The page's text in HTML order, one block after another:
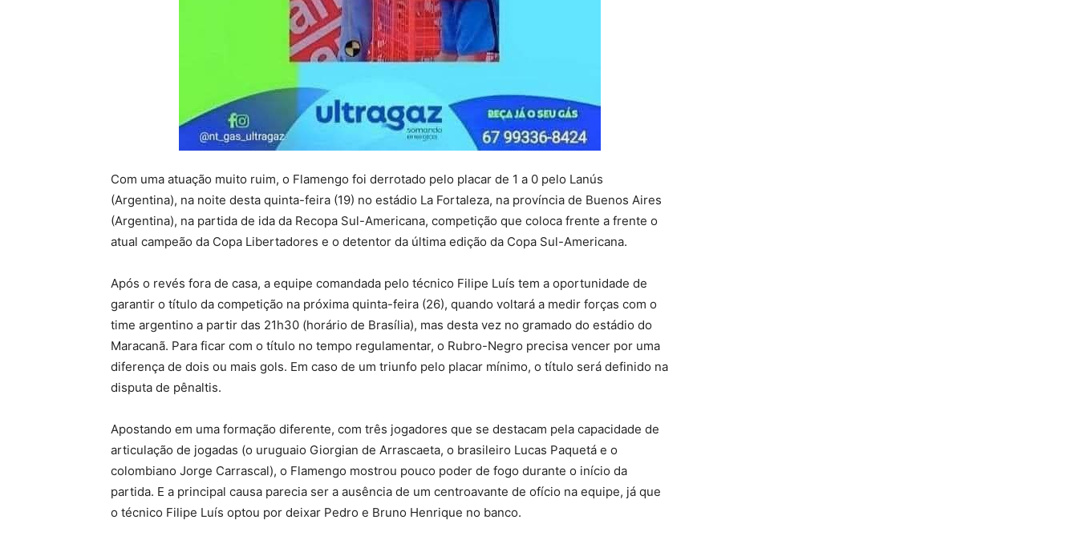
Com uma atuação muito ruim, o Flamengo foi derrotado pelo placar de 1 a 0 pelo Lanús
(Argentina), na noite desta quinta-feira (19) no estádio La Fortaleza, na província de Buenos Aires
(Argentina), na partida de ida da Recopa Sul-Americana, competição que coloca frente a frente o
atual campeão da Copa Libertadores e o detentor da última edição da Copa Sul-Americana.
Após o revés fora de casa, a equipe comandada pelo técnico Filipe Luís tem a oportunidade de
garantir o título da competição na próxima quinta-feira (26), quando voltará a medir forças com o
time argentino a partir das 21h30 (horário de Brasília), mas desta vez no gramado do estádio do
Maracanã. Para ficar com o título no tempo regulamentar, o Rubro-Negro precisa vencer por uma
diferença de dois ou mais gols. Em caso de um triunfo pelo placar mínimo, o título será definido na
disputa de pênaltis.
Apostando em uma formação diferente, com três jogadores que se destacam pela capacidade de
articulação de jogadas (o uruguaio Giorgian de Arrascaeta, o brasileiro Lucas Paquetá e o
colombiano Jorge Carrascal), o Flamengo mostrou pouco poder de fogo durante o início da
partida. E a principal causa parecia ser a ausência de um centroavante de ofício na equipe, já que
o técnico Filipe Luís optou por deixar Pedro e Bruno Henrique no banco.